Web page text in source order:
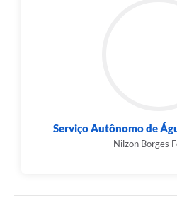
Serviço Autônomo de
Nilzon Borges